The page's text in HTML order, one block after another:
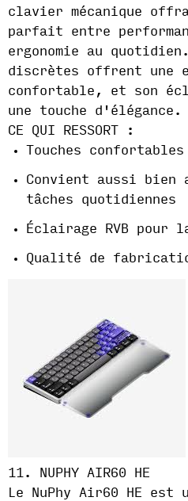
clavier mécanique
parfait entre
ergonomie au
discrètes offrent une
confortable, et son
une touche d'élégance.
CE QUI RESSORT :
Touches
Convient aussi bien
tâches quotidiennes
Éclairage RVB pour
Qualité de
11. NUPHY AIR60 HE
Le NuPhy Air60 HE est